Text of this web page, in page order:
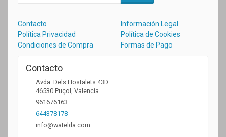
Contacto
Información Legal
Política Privacidad
Política de Cookies
Condiciones de Compra
Formas de Pago
Contacto
Avda. Dels Hostalets 43D
46530 Puçol
Valencia
961676163
644378178
info@watelda.com